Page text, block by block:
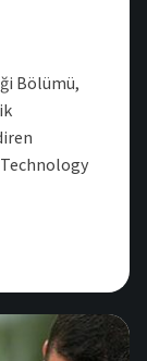
Bölümü,